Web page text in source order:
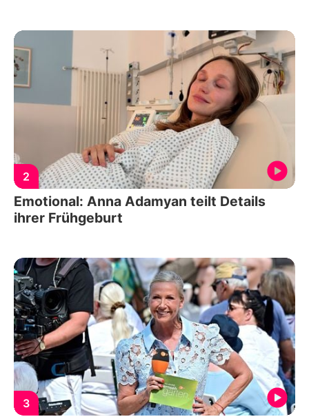
2
Emotional: Anna Adamyan teilt Details
ihrer Frühgeburt
3